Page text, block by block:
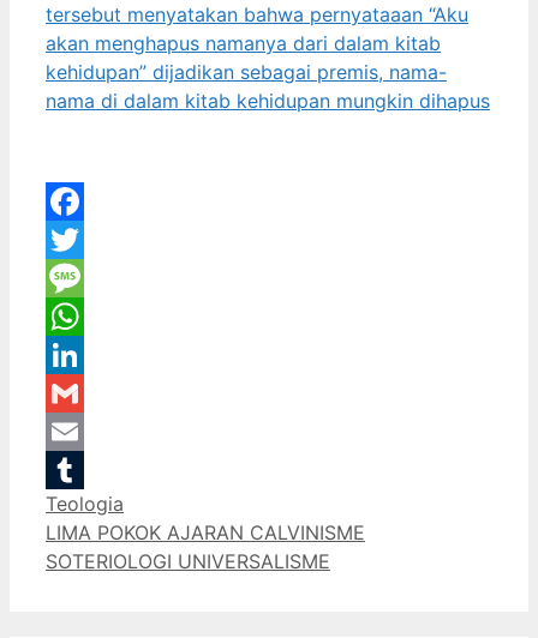
tersebut menyatakan bahwa pernyataaan “Aku
akan menghapus namanya dari dalam kitab
kehidupan” dijadikan sebagai premis, nama-
nama di dalam kitab kehidupan mungkin dihapus
Facebook
Twitter
Message
WhatsApp
LinkedIn
Gmail
Email
Tumblr
Categories
Teologia
LIMA POKOK AJARAN CALVINISME
SOTERIOLOGI UNIVERSALISME